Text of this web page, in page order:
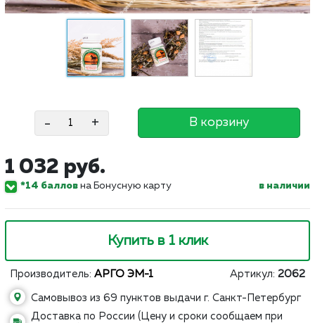
- + В корзину
1 032 руб.
*14 баллов на Бонусную карту в наличии
Купить в 1 клик
Производитель: АРГО ЭМ-1 Артикул: 2062
Самовывоз из 69 пунктов выдачи г. Санкт-Петербург
Доставка по России (Цену и сроки сообщаем при